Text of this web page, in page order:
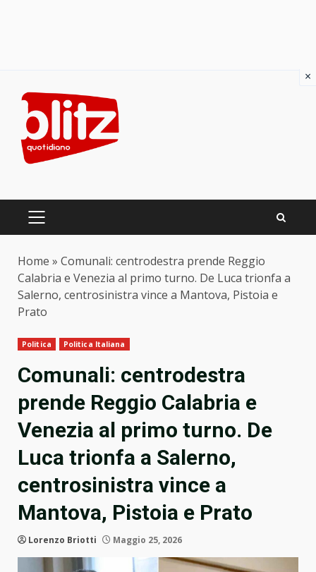
content
PRIMARY
Home » Comunali: centrodestra prende Reggio
Calabria e Venezia al primo turno. De Luca trionfa a
Salerno, centrosinistra vince a Mantova, Pistoia e
Prato
Politica Politica Italiana
Comunali: centrodestra
prende Reggio Calabria e
Venezia al primo turno. De
Luca trionfa a Salerno,
centrosinistra vince a
Mantova, Pistoia e Prato
Lorenzo Briotti Maggio 25, 2026
×